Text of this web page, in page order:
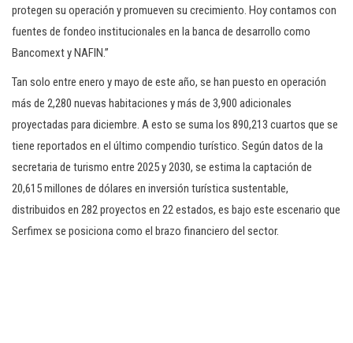
protegen su operación y promueven su crecimiento. Hoy contamos con
fuentes de fondeo institucionales en la banca de desarrollo como
Bancomext y NAFIN.”
Tan solo entre enero y mayo de este año, se han puesto en operación
más de 2,280 nuevas habitaciones y más de 3,900 adicionales
proyectadas para diciembre. A esto se suma los 890,213 cuartos que se
tiene reportados en el último compendio turístico. Según datos de la
secretaria de turismo entre 2025 y 2030, se estima la captación de
20,615 millones de dólares en inversión turística sustentable,
distribuidos en 282 proyectos en 22 estados, es bajo este escenario que
Serfimex se posiciona como el brazo financiero del sector.